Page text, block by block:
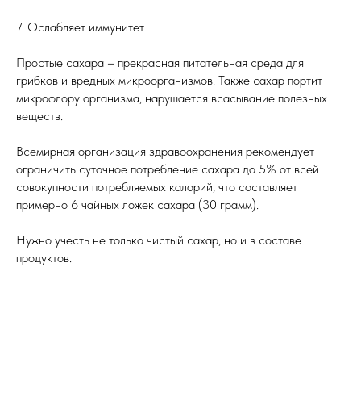
7. Ослабляет иммунитет
Простые сахара – прекрасная питательная среда для
грибков и вредных микроорганизмов. Также сахар портит
микрофлору организма, нарушается всасывание полезных
веществ.
Всемирная организация здравоохранения рекомендует
ограничить суточное потребление сахара до 5% от всей
совокупности потребляемых калорий, что составляет
примерно 6 чайных ложек сахара (30 грамм).
Нужно учесть не только чистый сахар, но и в составе
продуктов.